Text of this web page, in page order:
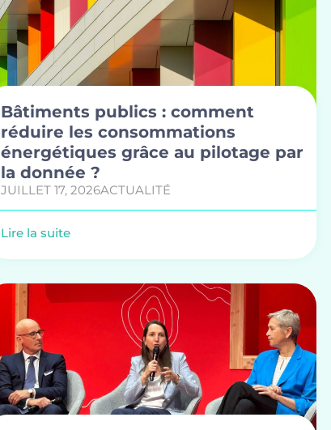
Bâtiments publics : comment
réduire les consommations
énergétiques grâce au pilotage par
la donnée ?
JUILLET 17, 2026ACTUALITÉ
Lire la suite